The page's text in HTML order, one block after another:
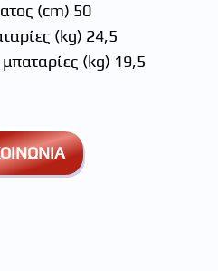
(cm) 50
(kg) 24,5
(kg) 19,5